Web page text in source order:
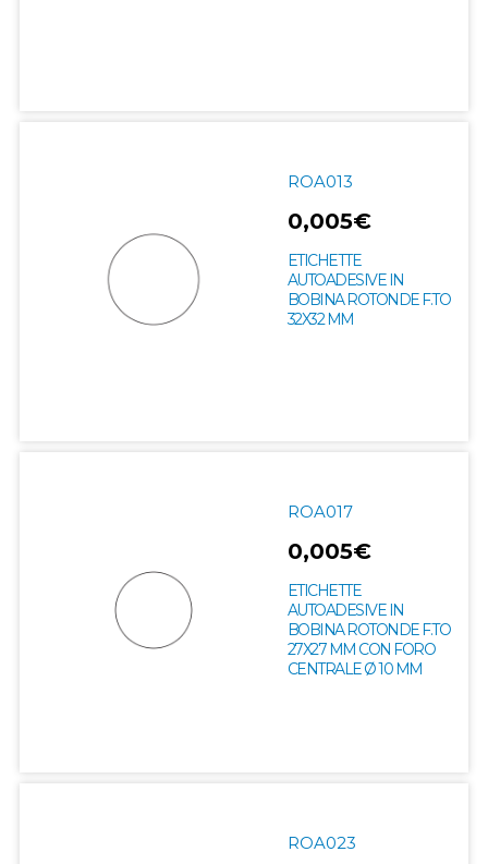
ROA013
0,005€
ETICHETTE
AUTOADESIVE IN
BOBINA ROTONDE F.TO
32X32 MM
ROA017
0,005€
ETICHETTE
AUTOADESIVE IN
BOBINA ROTONDE F.TO
27X27 MM CON FORO
CENTRALE Ø 10 MM
ROA023